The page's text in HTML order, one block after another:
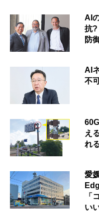
AI
抗?
防
AI
不
え
れ
愛
「
い